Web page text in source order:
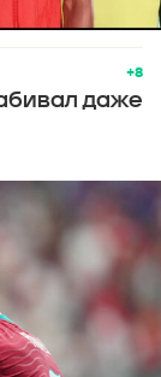
+8
даже